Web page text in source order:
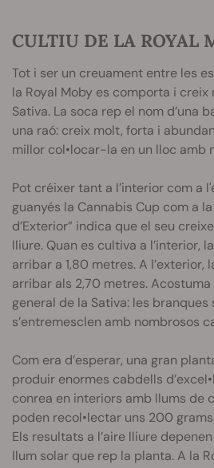
CULTIU DE LA ROYAL
Tot i ser un creuament entre les
la Royal Moby es comporta i creix
Sativa. La soca rep el nom d’una
una raó: creix molt, forta i
millor col•locar-la en un lloc amb
Pot créixer tant a l’interior com a
guanyés la Cannabis Cup com a
d’Exterior” indica que el seu
lliure. Quan es cultiva a l’interior,
arribar a 1,80 metres. A l’exterior,
arribar als 2,70 metres.
general de la Sativa: les
s’entremesclen amb nombrosos
Com era d’esperar, una gran
produir enormes cabdells
conrea en interiors amb llums de
poden recol•lectar uns 200
Els resultats a l’aire lliure
llum solar que rep la planta. A la